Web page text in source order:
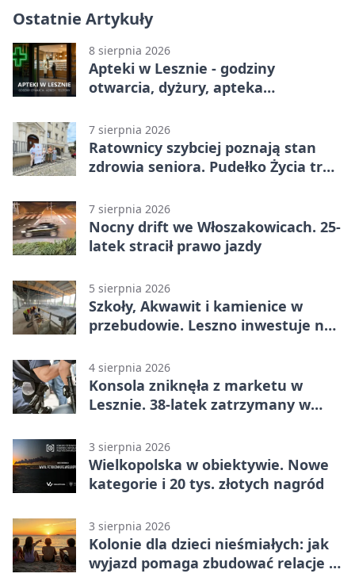
Ostatnie Artykuły
8 sierpnia 2026
Apteki w Lesznie - godziny
otwarcia, dyżury, apteka
7 sierpnia 2026
Ratownicy szybciej poznają stan
zdrowia seniora. Pudełko Życia trafi
7 sierpnia 2026
Nocny drift we Włoszakowicach. 25-
latek stracił prawo jazdy
5 sierpnia 2026
Szkoły, Akwawit i kamienice w
przebudowie. Leszno inwestuje na
4 sierpnia 2026
Konsola zniknęła z marketu w
Lesznie. 38-latek zatrzymany w
3 sierpnia 2026
Wielkopolska w obiektywie. Nowe
kategorie i 20 tys. złotych nagród
3 sierpnia 2026
Kolonie dla dzieci nieśmiałych: jak
wyjazd pomaga zbudować relacje z